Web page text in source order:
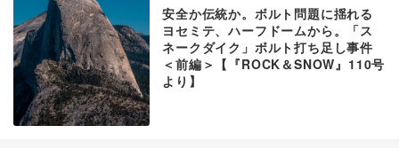
安全か伝統か。ボルト問題に揺れる
ヨセミテ、ハーフドームから。「ス
ネークダイク」ボルト打ち足し事件
＜前編＞【『ROCK＆SNOW』110号
より】